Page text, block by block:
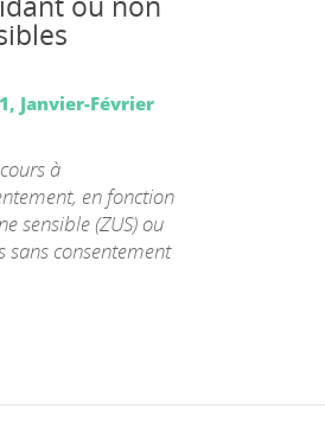
Janvier-Février
à
en fonction
sensible (ZUS) ou
sans consentement